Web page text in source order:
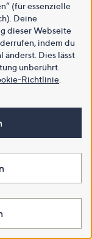
(für essenzielle
Deine
dieser Webseite
indem du
änderst. Dies lässt
unberührt.
Richtlinie